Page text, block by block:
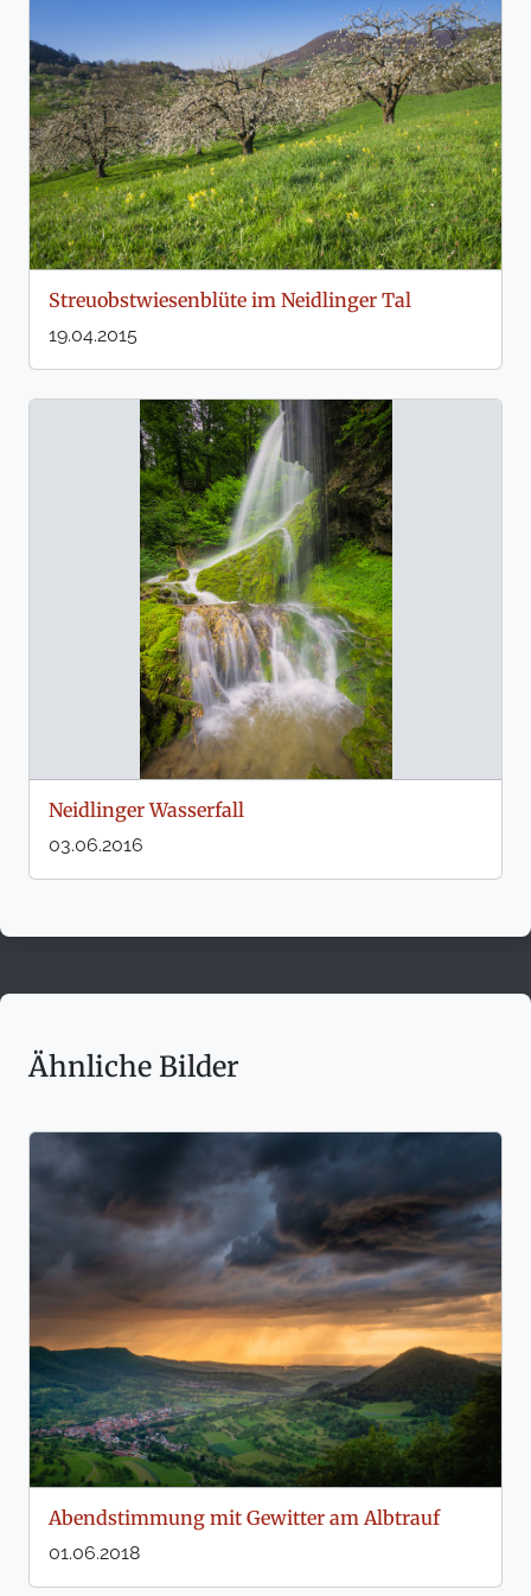
Streuobstwiesenblüte im Neidlinger Tal
19.04.2015
Neidlinger Wasserfall
03.06.2016
Ähnliche Bilder
Abendstimmung mit Gewitter am Albtrauf
01.06.2018